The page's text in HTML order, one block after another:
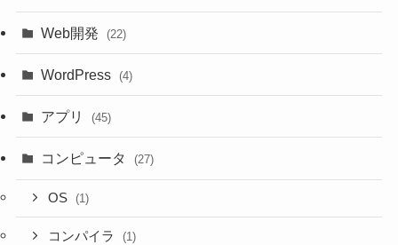
Web開発 (22)
WordPress (4)
アプリ (45)
コンピュータ (27)
OS (1)
コンパイラ (1)